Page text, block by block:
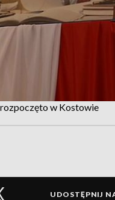
w Kostowie
UDOSTĘPNIJ